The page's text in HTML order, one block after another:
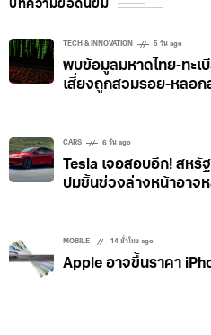
เพื่อมองหาเทรนด์และทำความ
ควรจะมีรสชาติเป็นยังไง ขั้นต
AI เรียนรู้ แล้วสร้างเป็นรสชา
บทความยอดนิยม
TECH & INNOVATION 5 วัน ago
พบข้อมูลมหาดไทย-ทะเ
เสี่ยงถูกสวมรอย-หลอก
CARS 6 วัน ago
Tesla เจอสอบอีก! สห
ปมชิ้นช่วงล่างหน้าอาจ
MOBILE 14 ชั่วโมง ago
Apple อาจขึ้นราคา